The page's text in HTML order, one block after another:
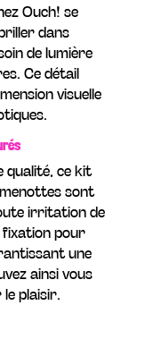
Ouch! se
dans
de lumière
Ce détail
visuelle
qualité, ce kit
sont
irritation de
fixation pour
une
ainsi vous
plaisir.